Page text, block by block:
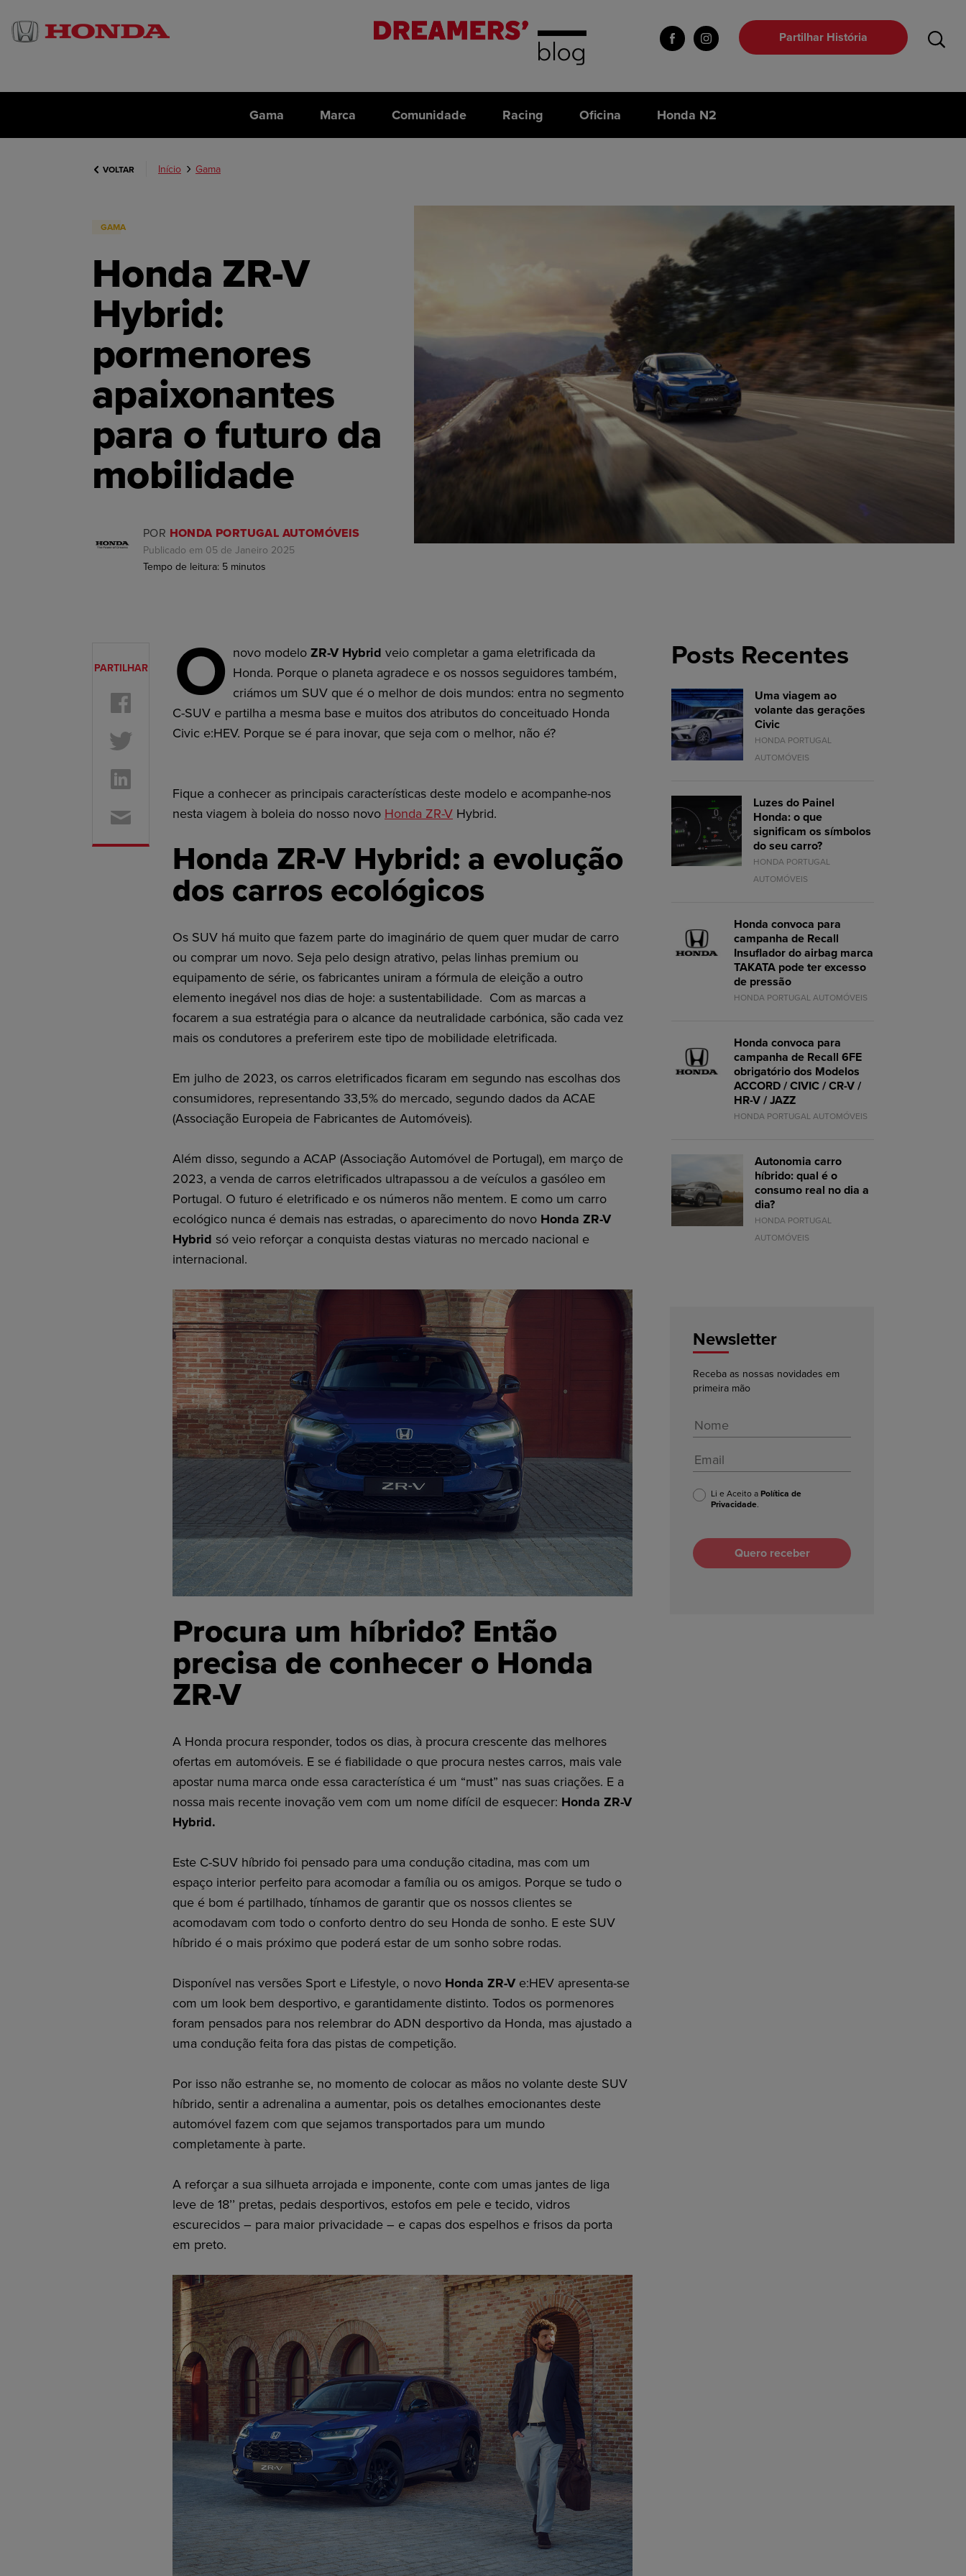
Partilhar História
Gama Marca Comunidade Racing Oficina Honda N2
VOLTAR Início Gama
GAMA
Honda ZR-V
Hybrid:
pormenores
apaixonantes
para o futuro da
mobilidade
POR HONDA PORTUGAL AUTOMÓVEIS
Publicado em 05 de Janeiro 2025
Tempo de leitura: 5 minutos
PARTILHAR O novo modelo ZR-V Hybrid veio completar a gama eletrificada da
Honda. Porque o planeta agradece e os nossos seguidores também,
criámos um SUV que é o melhor de dois mundos: entra no segmento
C-SUV e partilha a mesma base e muitos dos atributos do conceituado Honda
Civic e:HEV. Porque se é para inovar, que seja com o melhor, não é?
Fique a conhecer as principais características deste modelo e acompanhe-nos
nesta viagem à boleia do nosso novo Honda ZR-V Hybrid.
Honda ZR-V Hybrid: a evolução
dos carros ecológicos
Os SUV há muito que fazem parte do imaginário de quem quer mudar de carro
ou comprar um novo. Seja pelo design atrativo, pelas linhas premium ou
equipamento de série, os fabricantes uniram a fórmula de eleição a outro
elemento inegável nos dias de hoje: a sustentabilidade. Com as marcas a
focarem a sua estratégia para o alcance da neutralidade carbónica, são cada vez
mais os condutores a preferirem este tipo de mobilidade eletrificada.
Em julho de 2023, os carros eletrificados ficaram em segundo nas escolhas dos
consumidores, representando 33,5% do mercado, segundo dados da ACAE
(Associação Europeia de Fabricantes de Automóveis).
Além disso, segundo a ACAP (Associação Automóvel de Portugal), em março de
2023, a venda de carros eletrificados ultrapassou a de veículos a gasóleo em
Portugal. O futuro é eletrificado e os números não mentem. E como um carro
ecológico nunca é demais nas estradas, o aparecimento do novo Honda ZR-V
Hybrid só veio reforçar a conquista destas viaturas no mercado nacional e
internacional.
Procura um híbrido? Então
precisa de conhecer o Honda
ZR-V
A Honda procura responder, todos os dias, à procura crescente das melhores
ofertas em automóveis. E se é fiabilidade o que procura nestes carros, mais vale
apostar numa marca onde essa característica é um “must” nas suas criações. E a
nossa mais recente inovação vem com um nome difícil de esquecer: Honda ZR-V
Hybrid.
Este C-SUV híbrido foi pensado para uma condução citadina, mas com um
espaço interior perfeito para acomodar a família ou os amigos. Porque se tudo o
que é bom é partilhado, tínhamos de garantir que os nossos clientes se
acomodavam com todo o conforto dentro do seu Honda de sonho. E este SUV
híbrido é o mais próximo que poderá estar de um sonho sobre rodas.
Disponível nas versões Sport e Lifestyle, o novo Honda ZR-V e:HEV apresenta-se
com um look bem desportivo, e garantidamente distinto. Todos os pormenores
foram pensados para nos relembrar do ADN desportivo da Honda, mas ajustado a
uma condução feita fora das pistas de competição.
Por isso não estranhe se, no momento de colocar as mãos no volante deste SUV
híbrido, sentir a adrenalina a aumentar, pois os detalhes emocionantes deste
automóvel fazem com que sejamos transportados para um mundo
completamente à parte.
A reforçar a sua silhueta arrojada e imponente, conte com umas jantes de liga
leve de 18’’ pretas, pedais desportivos, estofos em pele e tecido, vidros
escurecidos – para maior privacidade – e capas dos espelhos e frisos da porta
em preto.
Posts Recentes
Uma viagem ao
volante das gerações
Civic
HONDA PORTUGAL
AUTOMÓVEIS
Luzes do Painel
Honda: o que
significam os símbolos
do seu carro?
HONDA PORTUGAL
AUTOMÓVEIS
Honda convoca para
campanha de Recall
Insuflador do airbag marca
TAKATA pode ter excesso
de pressão
HONDA PORTUGAL AUTOMÓVEIS
Honda convoca para
campanha de Recall 6FE
obrigatório dos Modelos
ACCORD / CIVIC / CR-V /
HR-V / JAZZ
HONDA PORTUGAL AUTOMÓVEIS
Autonomia carro
híbrido: qual é o
consumo real no dia a
dia?
HONDA PORTUGAL
AUTOMÓVEIS
Newsletter
Receba as nossas novidades em
primeira mão
Li e Aceito a Política de
Privacidade.